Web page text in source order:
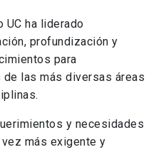
UC ha liderado
profundización y
para
las más diversas áreas
y necesidades
más exigente y